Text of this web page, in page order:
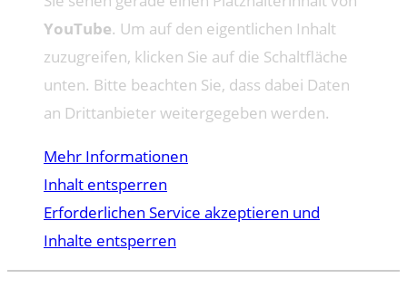
YouTube. Um auf den eigentlichen Inhalt
zuzugreifen, klicken Sie auf die Schaltfläche
unten. Bitte beachten Sie, dass dabei Daten
an Drittanbieter weitergegeben werden.
Mehr Informationen
Inhalt entsperren
Erforderlichen Service akzeptieren und
Inhalte entsperren